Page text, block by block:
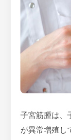
子宮筋腫は、
が異常増殖し